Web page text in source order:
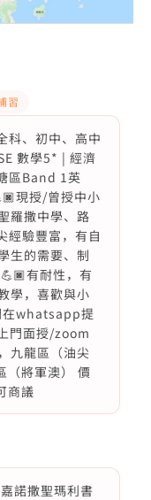
習
科、初中、高中
數學5* | 經濟
區Band 1英
現授/曾授中小
羅撒中學、路
經驗豐富，有自
生的需要、制
有耐性，有
學，喜歡與小
在whatsapp提
門面授/zoom
九龍區（油尖
（將軍澳） 價
商議
諾撒聖瑪利書